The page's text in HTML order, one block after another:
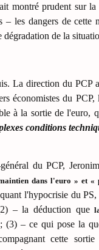
montré prudent sur
– les dangers de cette
dégradation de la
La direction du PCP
économistes du
à la sortie de l'euro,
conditions
du PCP,
dans l'euro » et «
l'hypocrisie du
– la déduction que
(3) – ce qui pose la
cette